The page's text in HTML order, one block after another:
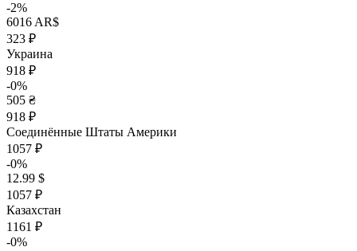
-2%
6016 AR$
323 ₽
Украина
918 ₽
-0%
505 ₴
918 ₽
Соединённые Штаты Америки
1057 ₽
-0%
12.99 $
1057 ₽
Казахстан
1161 ₽
-0%